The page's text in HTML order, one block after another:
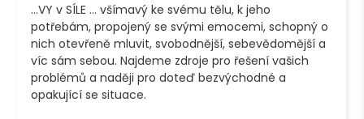
...VY v SÍLE ... všímavý ke svému tělu, k jeho
potřebám, propojený se svými emocemi, schopný o
nich otevřeně mluvit, svobodnější, sebevědomější a
víc sám sebou. Najdeme zdroje pro řešení vašich
problémů a naději pro doteď bezvýchodné a
opakující se situace.